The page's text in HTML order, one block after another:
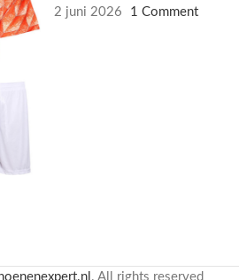
2 juni 2026 1 Comment
. All rights reserved